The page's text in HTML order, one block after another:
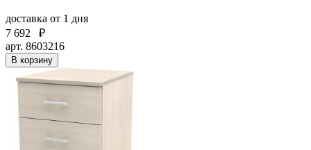
доставка от 1 дня
7 692
₽
арт. 8603216
В корзину